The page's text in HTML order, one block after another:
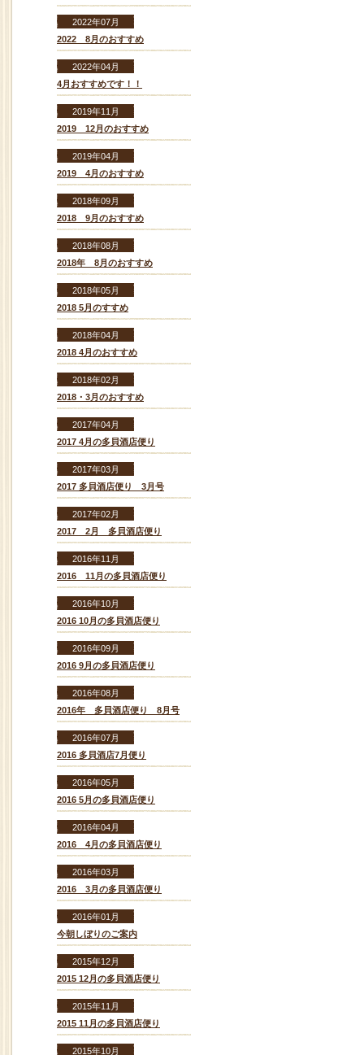
2022年07月
2022 8月のおすすめ
2022年04月
4月おすすめです！！
2019年11月
2019 12月のおすすめ
2019年04月
2019 4月のおすすめ
2018年09月
2018 9月のおすすめ
2018年08月
2018年 8月のおすすめ
2018年05月
2018 5月のすすめ
2018年04月
2018 4月のおすすめ
2018年02月
2018・3月のおすすめ
2017年04月
2017 4月の多貝酒店便り
2017年03月
2017 多貝酒店便り 3月号
2017年02月
2017 2月 多貝酒店便り
2016年11月
2016 11月の多貝酒店便り
2016年10月
2016 10月の多貝酒店便り
2016年09月
2016 9月の多貝酒店便り
2016年08月
2016年 多貝酒店便り 8月号
2016年07月
2016 多貝酒店7月便り
2016年05月
2016 5月の多貝酒店便り
2016年04月
2016 4月の多貝酒店便り
2016年03月
2016 3月の多貝酒店便り
2016年01月
今朝しぼりのご案内
2015年12月
2015 12月の多貝酒店便り
2015年11月
2015 11月の多貝酒店便り
2015年10月